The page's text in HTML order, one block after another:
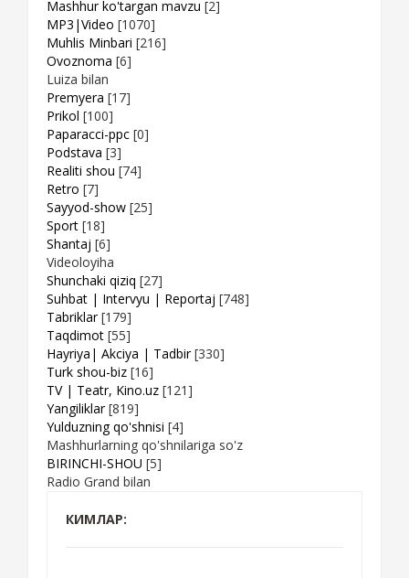
Mashhur ko'targan mavzu [2]
MP3|Video [1070]
Muhlis Minbari [216]
Ovoznoma [6]
Luiza bilan
Premyera [17]
Prikol [100]
Paparacci-ppc [0]
Podstava [3]
Realiti shou [74]
Retro [7]
Sayyod-show [25]
Sport [18]
Shantaj [6]
Videoloyiha
Shunchaki qiziq [27]
Suhbat | Intervyu | Reportaj [748]
Tabriklar [179]
Taqdimot [55]
Hayriya| Akciya | Tadbir [330]
Turk shou-biz [16]
TV | Teatr, Kino.uz [121]
Yangiliklar [819]
Yulduzning qo'shnisi [4]
Mashhurlarning qo'shnilariga so'z
BIRINCHI-SHOU [5]
Radio Grand bilan
КИМЛАР: